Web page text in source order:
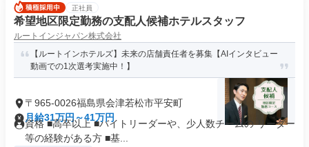
正社員
希望地区限定勤務の支配人候補ホテルスタッフ
ルートインジャパン株式会社
【ルートインホテルズ】未来の店舗責任者を募集【AIインタビュー
動画での1次選考実施中！】
〒965-0026福島県会津若松市平安町
月給31万円～41万円
資格 ■高卒以上 ■バイトリーダーや、少人数チームの リーダー
等の経験がある方 ■基...